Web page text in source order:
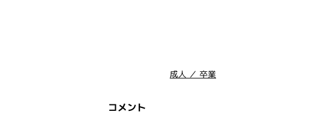
成人 ／ 卒業
コメント